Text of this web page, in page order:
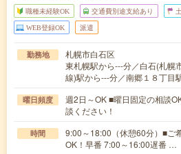
職種未経験OK 交通費別途支給あり
WEB登録OK 派遣
勤務地
札幌市白石区
東札幌駅から---分／白石(札幌
線)駅から---分／南郷１８丁目
曜日頻度
週2日～OK ■曜日固定の相談
談ください！
時間
9:00～18:00（休憩60分）■ご
OK！早番 7:00～16:00遅番 …